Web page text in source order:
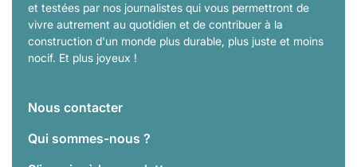
et testées par nos journalistes qui vous permettront de
vivre autrement au quotidien et de contribuer à la
construction d'un monde plus durable, plus juste et moins
nocif. Et plus joyeux !
Nous contacter
Qui sommes-nous ?